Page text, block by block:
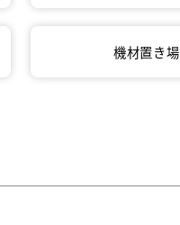
機材置き場